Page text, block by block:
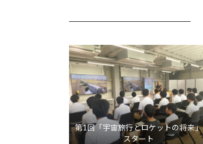
第1回「宇宙旅行とロケットの将来」
スタート